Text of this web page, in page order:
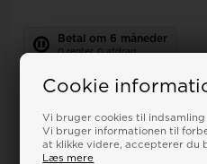
Cookie
Vi bruger cookies til
Vi bruger informationen til
at klikke videre, accepterer du
Læs mere
Betal om 6 måneder
0 renter, 0 afdrag
Måske er du også
produkter